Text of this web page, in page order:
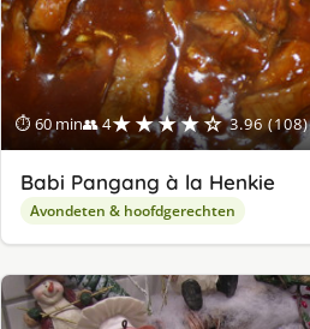
⏱ 60 min👥 4★★★★☆ 3.96 (108)
Babi Pangang à la Henkie
Avondeten & hoofdgerechten